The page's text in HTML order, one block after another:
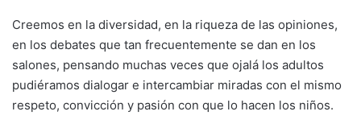
Creemos en la diversidad, en la riqueza de las opiniones,
en los debates que tan frecuentemente se dan en los
salones, pensando muchas veces que ojalá los adultos
pudiéramos dialogar e intercambiar miradas con el mismo
respeto, convicción y pasión con que lo hacen los niños.